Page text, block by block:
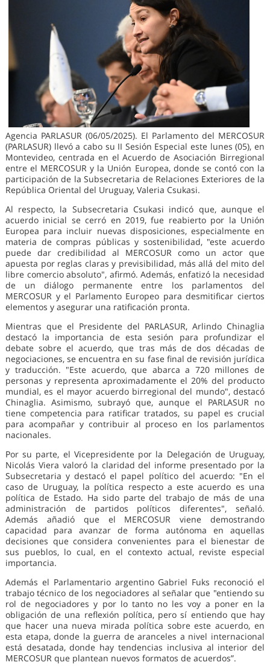
Agencia PARLASUR (06/05/2025). El Parlamento del MERCOSUR
(PARLASUR) llevó a cabo su II Sesión Especial este lunes (05), en
Montevideo, centrada en el Acuerdo de Asociación Birregional
entre el MERCOSUR y la Unión Europea, donde se contó con la
participación de la Subsecretaria de Relaciones Exteriores de la
República Oriental del Uruguay, Valeria Csukasi.
Al respecto, la Subsecretaria Csukasi indicó que, aunque el
acuerdo inicial se cerró en 2019, fue reabierto por la Unión
Europea para incluir nuevas disposiciones, especialmente en
materia de compras públicas y sostenibilidad, "este acuerdo
puede dar credibilidad al MERCOSUR como un actor que
apuesta por reglas claras y previsibilidad, más allá del mito del
libre comercio absoluto", afirmó. Además, enfatizó la necesidad
de un diálogo permanente entre los parlamentos del
MERCOSUR y el Parlamento Europeo para desmitificar ciertos
elementos y asegurar una ratificación pronta.
Mientras que el Presidente del PARLASUR, Arlindo Chinaglia
destacó la importancia de esta sesión para profundizar el
debate sobre el acuerdo, que tras más de dos décadas de
negociaciones, se encuentra en su fase final de revisión jurídica
y traducción. "Este acuerdo, que abarca a 720 millones de
personas y representa aproximadamente el 20% del producto
mundial, es el mayor acuerdo birregional del mundo", destacó
Chinaglia. Asimismo, subrayó que, aunque el PARLASUR no
tiene competencia para ratificar tratados, su papel es crucial
para acompañar y contribuir al proceso en los parlamentos
nacionales.
Por su parte, el Vicepresidente por la Delegación de Uruguay,
Nicolás Viera valoró la claridad del informe presentado por la
Subsecretaria y destacó el papel político del acuerdo: "En el
caso de Uruguay, la política respecto a este acuerdo es una
política de Estado. Ha sido parte del trabajo de más de una
administración de partidos políticos diferentes", señaló.
Además añadió que el MERCOSUR viene demostrando
capacidad para avanzar de forma autónoma en aquellas
decisiones que considera convenientes para el bienestar de
sus pueblos, lo cual, en el contexto actual, reviste especial
importancia.
Además el Parlamentario argentino Gabriel Fuks reconoció el
trabajo técnico de los negociadores al señalar que "entiendo su
rol de negociadores y por lo tanto no les voy a poner en la
obligación de una reflexión política, pero sí entiendo que hay
que hacer una nueva mirada política sobre este acuerdo, en
esta etapa, donde la guerra de aranceles a nivel internacional
está desatada, donde hay tendencias inclusiva al interior del
MERCOSUR que plantean nuevos formatos de acuerdos”.